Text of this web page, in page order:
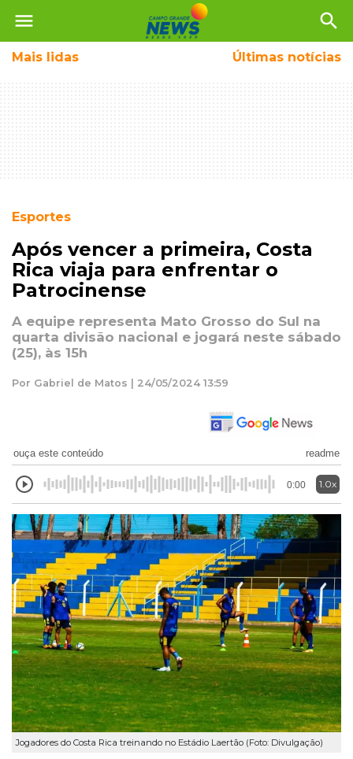
menu search
Mais lidas Últimas notícias
Esportes
Após vencer a primeira, Costa
Rica viaja para enfrentar o
Patrocinense
A equipe representa Mato Grosso do Sul na
quarta divisão nacional e jogará neste sábado
(25), às 15h
Por Gabriel de Matos | 24/05/2024 13:59
ouça este conteúdo readme
0:00 1.0x
Jogadores do Costa Rica treinando no Estádio Laertão (Foto: Divulgação)